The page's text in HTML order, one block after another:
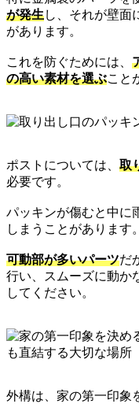
が発生し、それが壁面
があります。
これを防ぐためには、
の高い素材を選ぶこと
ポストについては、 取
必要です。
パッキンが傷むと中に
しまうことがあります。
可動部が多いパーツだ
行い、スムーズに動か
してください。
外構は、家の第一印象